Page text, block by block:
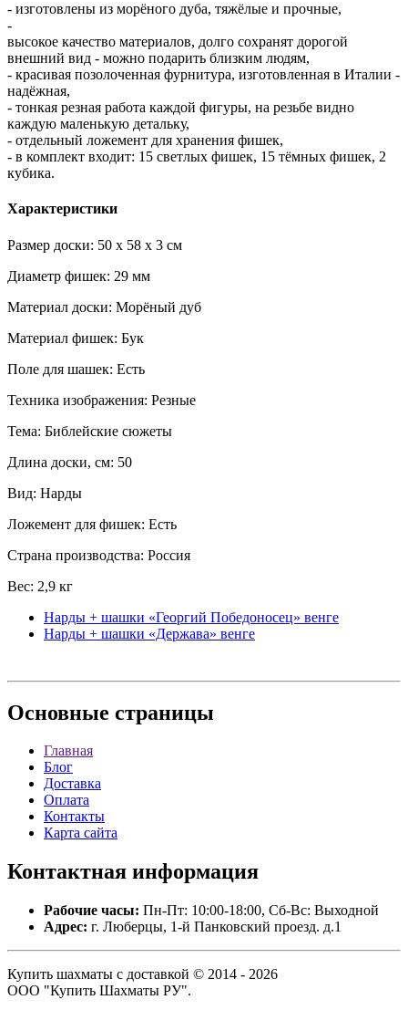
- изготовлены из морёного дуба, тяжёлые и прочные,
-
высокое качество материалов, долго сохранят дорогой
внешний вид - можно подарить близким людям,
- красивая позолоченная фурнитура, изготовленная в Италии -
надёжная,
- тонкая резная работа каждой фигуры, на резьбе видно
каждую маленькую детальку,
- отдельный ложемент для хранения фишек,
- в комплект входит: 15 светлых фишек, 15 тёмных фишек, 2
кубика.
Характеристики
Размер доски: 50 x 58 x 3 см
Диаметр фишек: 29 мм
Материал доски: Морёный дуб
Материал фишек: Бук
Поле для шашек: Есть
Техника изображения: Резные
Тема: Библейские сюжеты
Длина доски, см: 50
Вид: Нарды
Ложемент для фишек: Есть
Страна производства: Россия
Вес: 2,9 кг
Нарды + шашки «Георгий Победоносец» венге
Нарды + шашки «Держава» венге
Основные страницы
Главная
Блог
Доставка
Оплата
Контакты
Карта сайта
Контактная информация
Рабочие часы: Пн-Пт: 10:00-18:00, Сб-Вс: Выходной
Адрес: г. Люберцы, 1-й Панковский проезд. д.1
Купить шахматы с доставкой © 2014 - 2026
ООО "Купить Шахматы РУ".